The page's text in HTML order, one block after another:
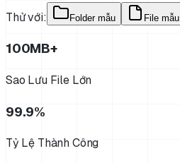
Thử với: Folder mẫu File mẫu
100MB+
Sao Lưu File Lớn
99.9%
Tỷ Lệ Thành Công